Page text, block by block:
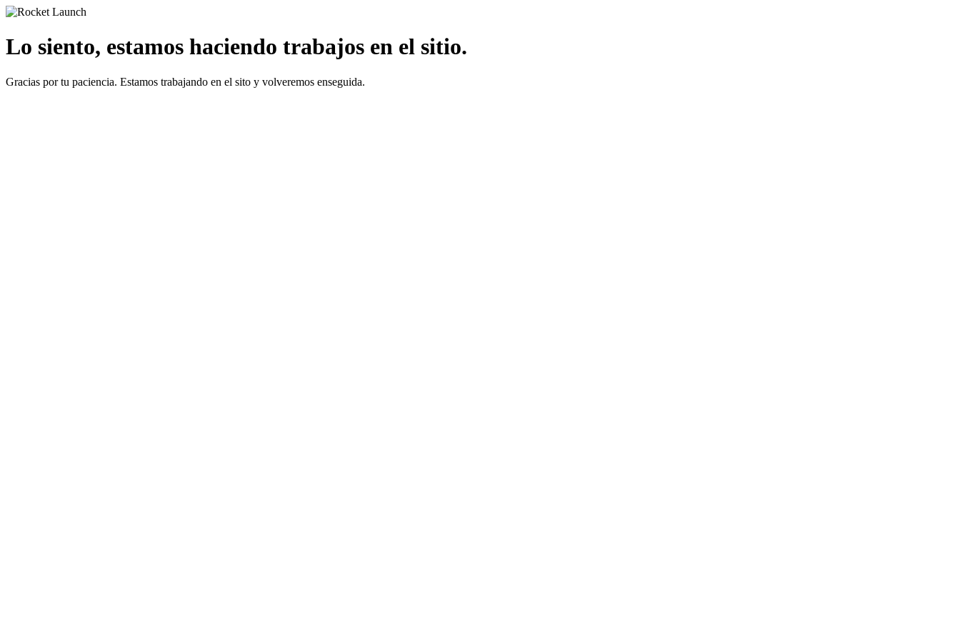
Lo siento, estamos haciendo trabajos en el sitio.
Gracias por tu paciencia. Estamos trabajando en el sito y volveremos enseguida.